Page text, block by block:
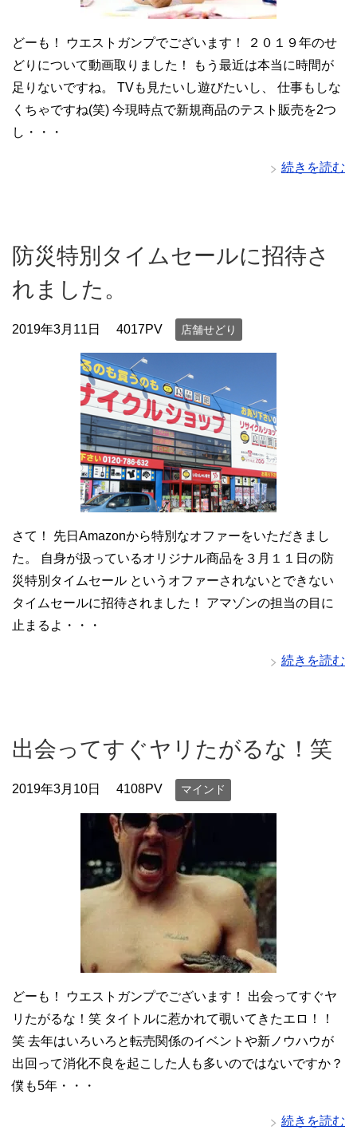
どーも！ ウエストガンプでございます！ ２０１９年のせ
どりについて動画取りました！ もう最近は本当に時間が
足りないですね。 TVも見たいし遊びたいし、 仕事もしな
くちゃですね(笑) 今現時点で新規商品のテスト販売を2つ
し・・・
続きを読む
防災特別タイムセールに招待さ
れました。
2019年3月11日 4017PV 店舗せどり
さて！ 先日Amazonから特別なオファーをいただきまし
た。 自身が扱っているオリジナル商品を３月１１日の防
災特別タイムセール というオファーされないとできない
タイムセールに招待されました！ アマゾンの担当の目に
止まるよ・・・
続きを読む
出会ってすぐヤリたがるな！笑
2019年3月10日 4108PV マインド
どーも！ ウエストガンプでございます！ 出会ってすぐヤ
リたがるな！笑 タイトルに惹かれて覗いてきたエロ！！
笑 去年はいろいろと転売関係のイベントや新ノウハウが
出回って消化不良を起こした人も多いのではないですか？
僕も5年・・・
続きを読む